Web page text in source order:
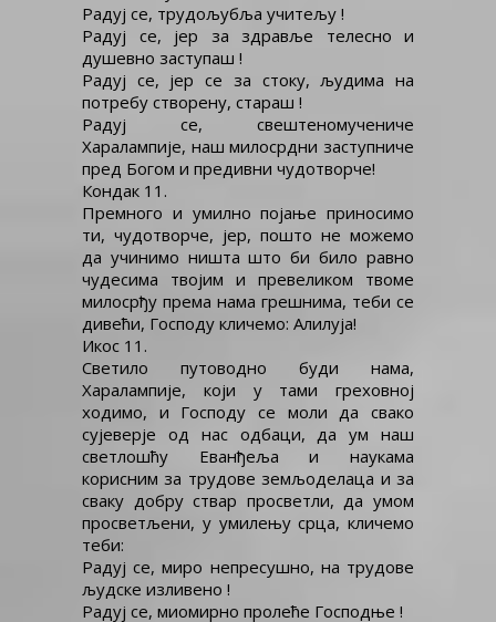
Радуј се, трудољубља учитељу !
Радуј се, јер за здравље телесно и
душевно заступаш !
Радуј се, јер се за стоку, људима на
потребу створену, стараш !
Радуј се, свештеномучениче
Харалампије, наш милосрдни заступниче
пред Богом и предивни чудотворче!
Кондак 11.
Премного и умилно појање приносимо
ти, чудотворче, јер, пошто не можемо
да учинимо ништа што би било равно
чудесима твојим и превеликом твоме
милосрђу према нама грешнима, теби се
дивећи, Господу кличемо: Алилуја!
Икос 11.
Светило путоводно буди нама,
Харалампије, који у тами греховној
ходимо, и Господу се моли да свако
сујеверје од нас одбаци, да ум наш
светлошћу Еванђеља и наукама
корисним за трудове земљоделаца и за
сваку добру ствар просветли, да умом
просветљени, у умилењу срца, кличемо
теби:
Радуј се, миро непресушно, на трудове
људске изливено !
Радуј се, миомирно пролеће Господње !